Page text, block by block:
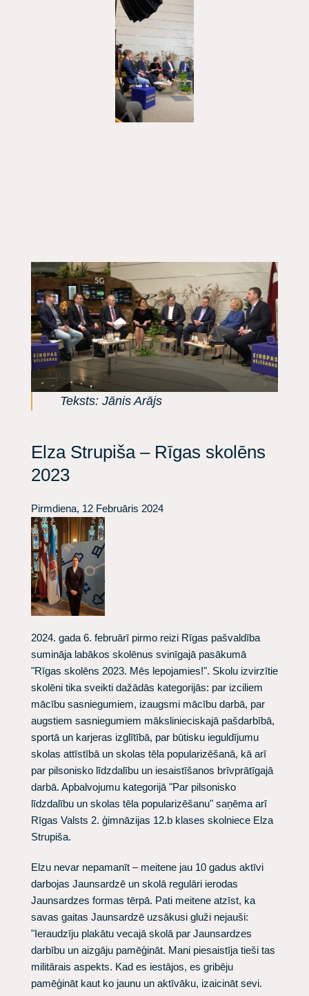
Teksts: Jānis Arājs
Elza Strupiša – Rīgas skolēns
2023
Pirmdiena, 12 Februāris 2024
2024. gada 6. februārī pirmo reizi Rīgas pašvaldība
sumināja labākos skolēnus svinīgajā pasākumā
"Rīgas skolēns 2023. Mēs lepojamies!". Skolu izvirzītie
skolēni tika sveikti dažādās kategorijās: par izciliem
mācību sasniegumiem, izaugsmi mācību darbā, par
augstiem sasniegumiem mākslinieciskajā pašdarbībā,
sportā un karjeras izglītībā, par būtisku ieguldījumu
skolas attīstībā un skolas tēla popularizēšanā, kā arī
par pilsonisko līdzdalību un iesaistīšanos brīvprātīgajā
darbā. Apbalvojumu kategorijā "Par pilsonisko
līdzdalību un skolas tēla popularizēšanu" saņēma arī
Rīgas Valsts 2. ģimnāzijas 12.b klases skolniece Elza
Strupiša.
Elzu nevar nepamanīt – meitene jau 10 gadus aktīvi
darbojas Jaunsardzē un skolā regulāri ierodas
Jaunsardzes formas tērpā. Pati meitene atzīst, ka
savas gaitas Jaunsardzē uzsākusi gluži nejauši:
"Ieraudzīju plakātu vecajā skolā par Jaunsardzes
darbību un aizgāju pamēģināt. Mani piesaistīja tieši tas
militārais aspekts. Kad es iestājos, es gribēju
pamēģināt kaut ko jaunu un aktīvāku, izaicināt sevi.